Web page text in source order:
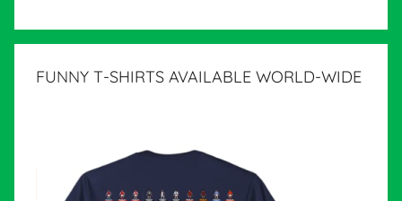
FUNNY T-SHIRTS AVAILABLE WORLD-WIDE